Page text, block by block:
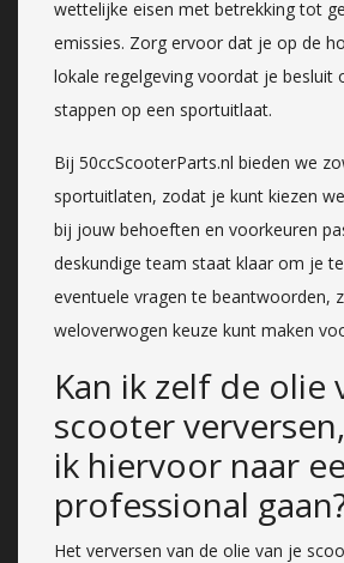
wettelijke eisen met betrekking tot
emissies. Zorg ervoor dat je op de
lokale regelgeving voordat je besluit
stappen op een sportuitlaat.
Bij 50ccScooterParts.nl bieden we
sportuitlaten, zodat je kunt kiezen
bij jouw behoeften en voorkeuren
deskundige team staat klaar om je
eventuele vragen te beantwoorden,
weloverwogen keuze kunt maken
Kan ik zelf de olie
scooter
ik hiervoor naar
professional
Het verversen van de olie van je